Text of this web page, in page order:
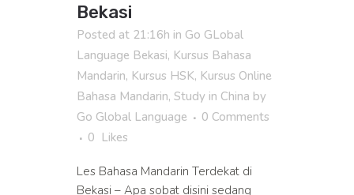
Bekasi
Posted at 21:16h in Go GLobal
Language Bekasi, Kursus Bahasa
Mandarin, Kursus HSK, Kursus Online
Bahasa Mandarin, Study in China by
Go Global Language
0 Comments
0 Likes
Les Bahasa Mandarin Terdekat di
Bekasi – Apa sobat disini sedang